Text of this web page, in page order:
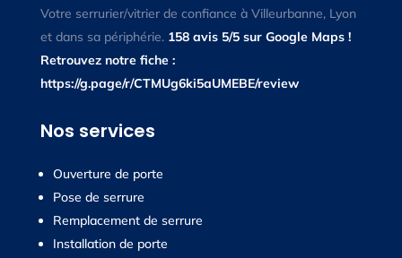
Votre serrurier/vitrier de confiance à Villeurbanne, Lyon
et dans sa périphérie. 158 avis 5/5 sur Google Maps !
Retrouvez notre fiche :
https://g.page/r/CTMUg6ki5aUMEBE/review
Nos services
Ouverture de porte
Pose de serrure
Remplacement de serrure
Installation de porte